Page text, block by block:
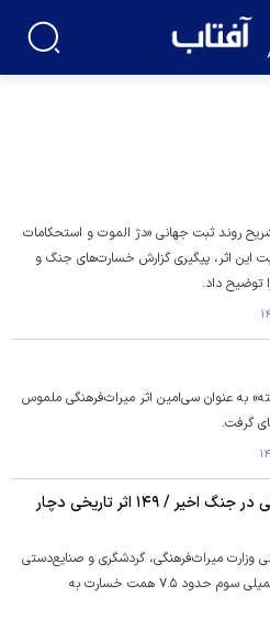
روند ثبت جهانی «دژ الموت و استحکامات
این اثر، پیگیری گزارش خسارت‌های جنگ و
توضیح داد.
به عنوان سی‌امین اثر میراث‌فرهنگی ملموس
گرفت.
خسارت ۷.۵ همتی به میراث فرهنگی در جنگ اخیر / ۱۴۹ اثر تاریخی دچار
وزارت میراث‌فرهنگی، گردشگری و صنایع‌دستی
گفت: برآورد‌ها نشان می‌دهد در جنگ تحمیلی سوم حدود ۷.۵ همت خسارت به